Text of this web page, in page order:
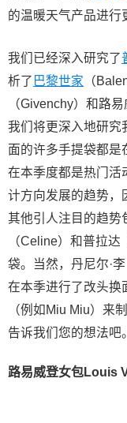
的温暖天气产品进行
我们已经深入研究了
析了 巴黎世家 （
（Givenchy）和路
我们将更深入地研究
面的许多手提袋都是
在本季度都是热门活
计方向发展的趋势，
其他引人注目的趋势
（Celine）和普拉
袋。当然，丹尼尔·
在本季进行了改头换
（例如Miu Miu）来
告诉我们您的想法吧。
路易威登女包Louis